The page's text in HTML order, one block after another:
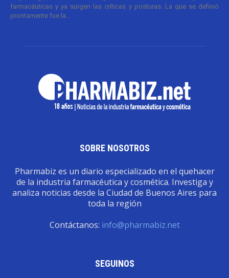
farmacéuticas y ya surgen las críticas y posturas. La que se definió
prontamente fue la...
SOBRE NOSOTROS
Pharmabiz es un diario especializado en el quehacer
de la industria farmacéutica y cosmética. Investiga y
analiza noticias desde la Ciudad de Buenos Aires para
toda la región
Contáctanos: info@pharmabiz.net
SEGUINOS